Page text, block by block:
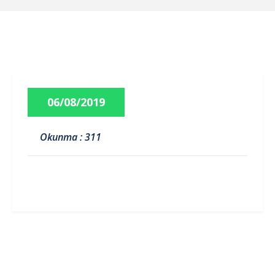
06/08/2019
Okunma : 311